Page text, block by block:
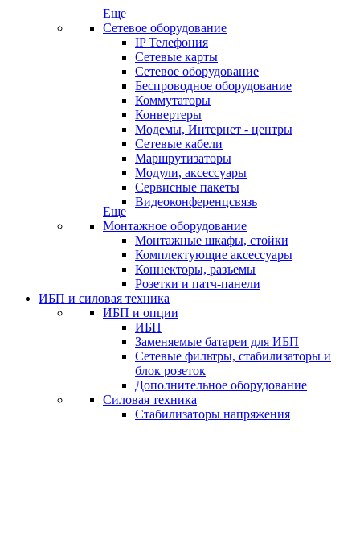
Еще
Сетевое оборудование
IP Телефония
Сетевые карты
Сетевое оборудование
Беспроводное оборудование
Коммутаторы
Конвертеры
Модемы, Интернет - центры
Сетевые кабели
Маршрутизаторы
Модули, аксессуары
Сервисные пакеты
Видеоконференцсвязь
Еще
Монтажное оборудование
Монтажные шкафы, стойки
Комплектующие аксессуары
Коннекторы, разъемы
Розетки и патч-панели
ИБП и силовая техника
ИБП и опции
ИБП
Заменяемые батареи для ИБП
Сетевые фильтры, стабилизаторы и
блок розеток
Дополнительное оборудование
Силовая техника
Стабилизаторы напряжения